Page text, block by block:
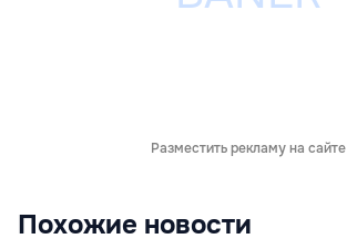
Разместить рекламу на сайте
Похожие новости